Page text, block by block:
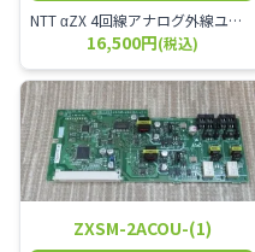
NTT αZX 4回線アナログ外線ユニット アナログ4ch収容ユニット
16,500円(税込)
ZXSM-2ACOU-(1)